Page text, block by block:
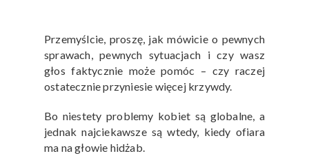
Przemyślcie, proszę, jak mówicie o pewnych
sprawach, pewnych sytuacjach i czy wasz
głos faktycznie może pomóc – czy raczej
ostatecznie przyniesie więcej krzywdy.
Bo niestety problemy kobiet są globalne, a
jednak najciekawsze są wtedy, kiedy ofiara
ma na głowie hidżab.